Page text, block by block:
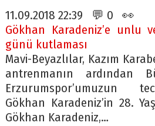
11.09.2018 22:39 💬 0 👀
Gökhan Karadeniz’e unlu
günü kutlaması
Mavi-Beyazlılar, Kazım
antrenmanın ardından
Erzurumspor’umuzun
Gökhan Karadeniz’in 28.
Gökhan Karadeniz,…